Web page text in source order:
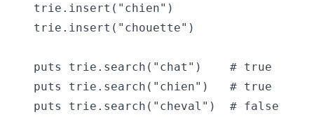
trie.insert("chien")
trie.insert("chouette")
puts trie.search("chat")    # true
puts trie.search("chien")   # true
puts trie.search("cheval")  # false